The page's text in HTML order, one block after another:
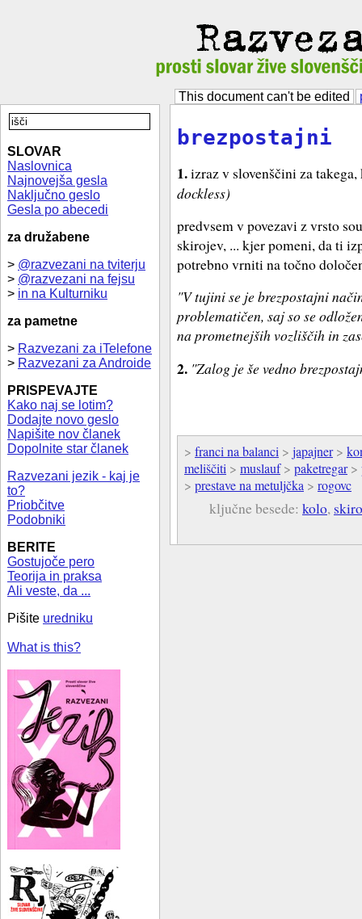
This document can't be edited
SLOVAR
Naslovnica
Najnovejša gesla
Naključno geslo
Gesla po abecedi
za družabene
> @razvezani na tviterju
> @razvezani na fejsu
> in na Kulturniku
za pametne
> Razvezani za iTelefone
> Razvezani za Androide
PRISPEVAJTE
Kako naj se lotim?
Dodajte novo geslo
Napišite nov članek
Dopolnite star članek
Razvezani jezik - kaj je
to?
Priobčitve
Podobniki
BERITE
Gostujoče pero
Teorija in praksa
Ali veste, da ...
Pišite uredniku
What is this?
brezpostajni
1.izraz v slovenščini za
dockless)
predvsem v povezavi z vrsto
skirojev, ... kjer pomeni, da ti
potrebno vrniti na točno
"V tujini se je brezpostajni
problematičen, saj so se
na prometnejših vozliščih in
2. "Zalog je še vedno
> franci na balanci > japajner>
meliščiti > muslauf> paketregar>
> prestave na metuljčka > rogovc
ključne besede: kolo, skiro